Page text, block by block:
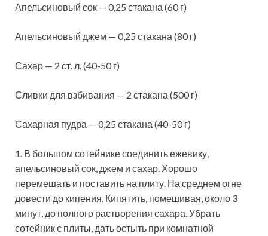
Апельсиновый сок — 0,25 стакана (60 г)
Апельсиновый джем — 0,25 стакана (80 г)
Сахар — 2 ст. л. (40-50 г)
Сливки для взбивания — 2 стакана (500 г)
Сахарная пудра — 0,25 стакана (40-50 г)
1. В большом сотейнике соединить ежевику,
апельсиновый сок, джем и сахар. Хорошо
перемешать и поставить на плиту. На среднем огне
довести до кипения. Кипятить, помешивая, около 3
минут, до полного растворения сахара. Убрать
сотейник с плиты, дать остыть при комнатной